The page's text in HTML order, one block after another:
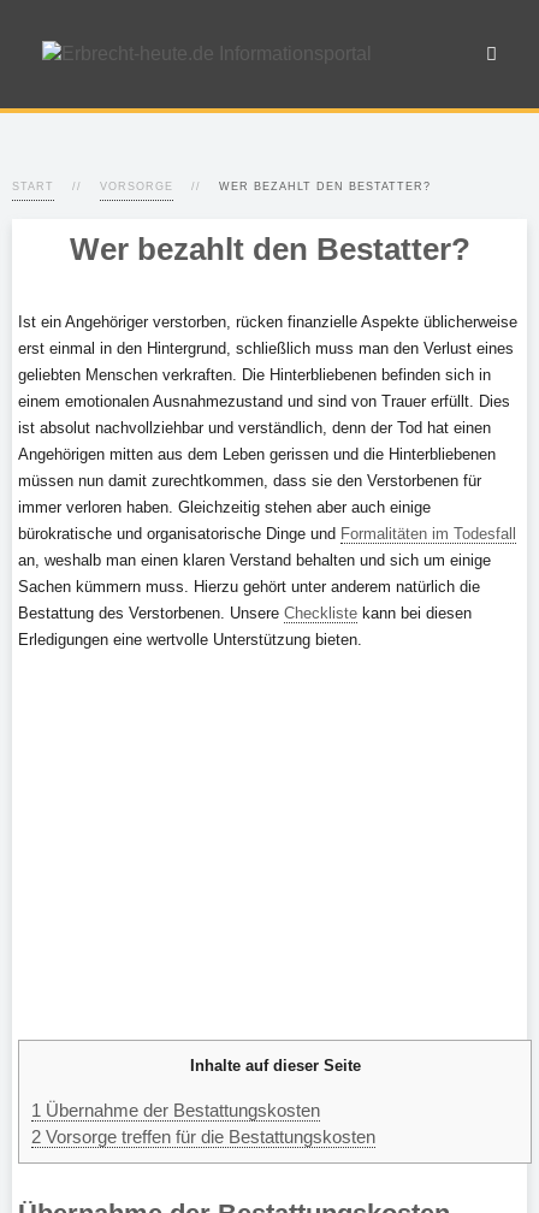
START VORSORGE WER BEZAHLT DEN BESTATTER?
Wer bezahlt den Bestatter?
Ist ein Angehöriger verstorben, rücken finanzielle Aspekte üblicherweise
erst einmal in den Hintergrund, schließlich muss man den Verlust eines
geliebten Menschen verkraften. Die Hinterbliebenen befinden sich in
einem emotionalen Ausnahmezustand und sind von Trauer erfüllt. Dies
ist absolut nachvollziehbar und verständlich, denn der Tod hat einen
Angehörigen mitten aus dem Leben gerissen und die Hinterbliebenen
müssen nun damit zurechtkommen, dass sie den Verstorbenen für
immer verloren haben. Gleichzeitig stehen aber auch einige
bürokratische und organisatorische Dinge und Formalitäten im Todesfall
an, weshalb man einen klaren Verstand behalten und sich um einige
Sachen kümmern muss. Hierzu gehört unter anderem natürlich die
Bestattung des Verstorbenen. Unsere Checkliste kann bei diesen
Erledigungen eine wertvolle Unterstützung bieten.
Inhalte auf dieser Seite
1 Übernahme der Bestattungskosten
2 Vorsorge treffen für die Bestattungskosten